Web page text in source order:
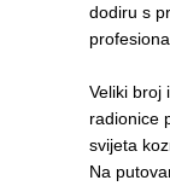
dodiru s
Veliki broj
radionice
svijeta
Na